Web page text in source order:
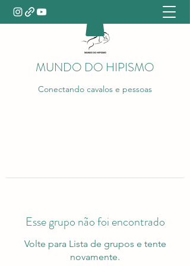
MUNDO DO HIPISMO
Conectando cavalos e pessoas
Esse grupo não foi encontrado
Volte para Lista de grupos e tente
novamente.